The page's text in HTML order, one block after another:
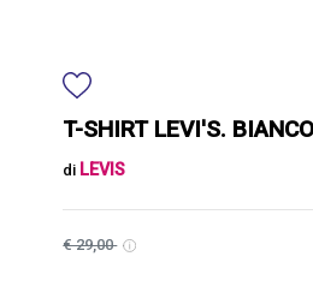
T-SHIRT LEVI'S.
di LEVIS
€ 29,00